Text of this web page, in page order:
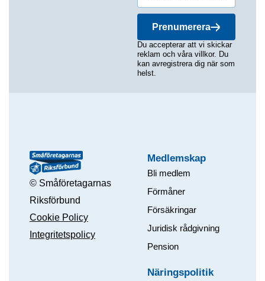
Prenumerera
Du accepterar att vi skickar
reklam och våra villkor. Du
kan avregistrera dig när som
helst.
© Småföretagarnas
Riksförbund
Cookie Policy
Integritetspolicy
Medlemskap
Bli medlem
Förmåner
Försäkringar
Juridisk rådgivning
Pension
Näringspolitik